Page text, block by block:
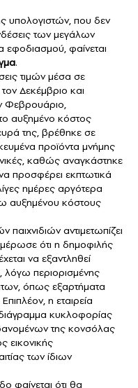
υπολογιστών, που δεν
των μεγάλων
εφοδιασμού, φαίνεται
.
τιμών μέσα σε
Δεκέμβριο και
Φεβρουάριο,
αυξημένο κόστος
της, βρέθηκε σε
προϊόντα μνήμης
καθώς αναγκάστηκε
προσφέρει εκπτωτικά
ημέρες αργότερα
αυξημένου κόστους
αντιμετωπίζει
ότι η δημοφιλής
να εξαντληθεί
λόγω περιορισμένης
όπως εξαρτήματα
η εταιρεία
κυκλοφορίας
της κονσόλας
εικονικής
των ίδιων
φαίνεται ότι θα